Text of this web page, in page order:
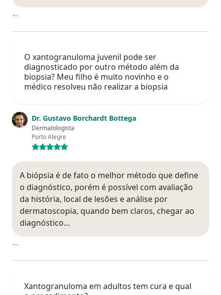
O xantogranuloma juvenil pode ser
diagnosticado por outro método além da
biopsia? Meu filho é muito novinho e o
médico resolveu não realizar a biopsia
Dr. Gustavo Borchardt Bottega
Dermatologista
Porto Alegre
A biópsia é de fato o melhor método que define
o diagnóstico, porém é possível com avaliação
da história, local de lesões e análise por
dermatoscopia, quando bem claros, chegar ao
diagnóstico…
Xantogranuloma em adultos tem cura e qual